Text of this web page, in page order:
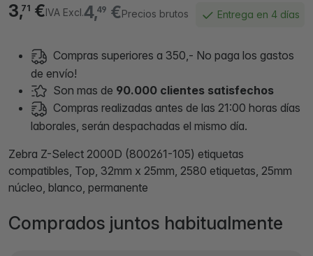
4,49 €Precios brutos
3,71 €IVA Excl. Entrega en 4 días
Compras superiores a 350,- No paga los gastos
de envío!
Son mas de 90.000 clientes satisfechos
Compras realizadas antes de las 21:00 horas días
laborales, serán despachadas el mismo día.
Zebra Z-Select 2000D (800261-105) etiquetas
compatibles, Top, 32mm x 25mm, 2580 etiquetas, 25mm
núcleo, blanco, permanente
Comprados juntos habitualmente